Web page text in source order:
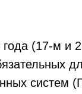
(17-м и
систем